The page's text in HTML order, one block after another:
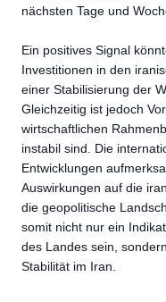
nächsten Tage und
Ein positives Signal
Investitionen in den
einer Stabilisierung der
Gleichzeitig ist jedoch
wirtschaftlichen
instabil sind. Die
Entwicklungen
Auswirkungen auf die
die geopolitische
somit nicht nur ein
des Landes sein,
Stabilität im Iran.